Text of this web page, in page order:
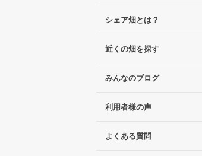
シェア畑とは？
近くの畑を探す
みんなのブログ
利用者様の声
よくある質問